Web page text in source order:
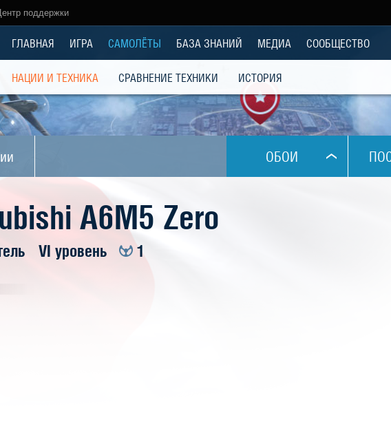
поддержки
ГЛАВНАЯ ИГРА САМОЛЁТЫ БАЗА ЗНАНИЙ МЕДИА СООБЩЕСТВО
НАЦИИ И ТЕХНИКА СРАВНЕНИЕ ТЕХНИКИ ИСТОРИЯ
ОБОИ
A6M5 Zero
VI уровень 1